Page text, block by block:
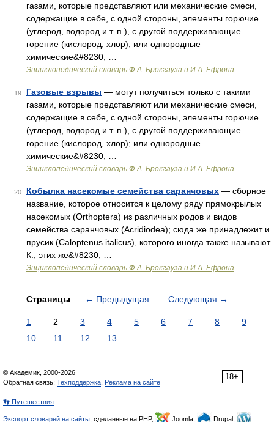
газами, которые представляют или механические смеси,
содержащие в себе, с одной стороны, элементы горючие
(углерод, водород и т. п.), с другой поддерживающие
горение (кислород, хлор); или однородные
химические&#8230; …
Энциклопедический словарь Ф.А. Брокгауза и И.А. Ефрона
19 Газовые взрывы — могут получиться только с такими
газами, которые представляют или механические смеси,
содержащие в себе, с одной стороны, элементы горючие
(углерод, водород и т. п.), с другой поддерживающие
горение (кислород, хлор); или однородные
химические&#8230; …
Энциклопедический словарь Ф.А. Брокгауза и И.А. Ефрона
20 Кобылка насекомые семейства саранчовых — сборное
название, которое относится к целому ряду прямокрылых
насекомых (Orthoptera) из различных родов и видов
семейства саранчовых (Acridiodea); сюда же принадлежит и
прусик (Caloptenus italicus), которого иногда также называют
К.; этих же&#8230; …
Энциклопедический словарь Ф.А. Брокгауза и И.А. Ефрона
Страницы ← Предыдущая Следующая →
1 2 3 4 5 6 7 8
9
10
11 12 13
18+
© Академик, 2000-2026
Обратная связь: Техподдержка Реклама на сайте
👣 Путешествия
Экспорт словарей на сайты , сделанные на PHP, Joomla, Drupal,